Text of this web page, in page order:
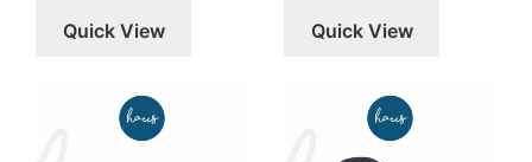
Quick View Quick View